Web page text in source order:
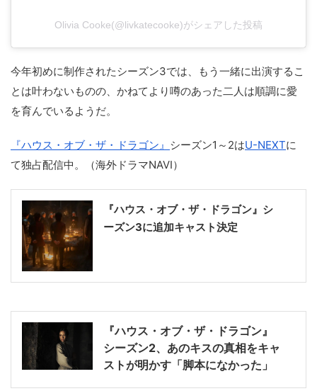
Olivia Cooke(@livkatecooke)がシェアした投稿
今年初めに制作されたシーズン3では、もう一緒に出演するこ
とは叶わないものの、かねてより噂のあった二人は順調に愛
を育んでいるようだ。
『ハウス・オブ・ザ・ドラゴン』 シーズン1～2はU-NEXTに
て独占配信中。（海外ドラマNAVI）
『ハウス・オブ・ザ・ドラゴン』シ
ーズン3に追加キャスト決定
『ハウス・オブ・ザ・ドラゴン』
シーズン2、あのキスの真相をキャ
ストが明かす「脚本になかった」